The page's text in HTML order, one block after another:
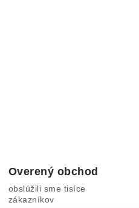
Overený obchod
obslúžili sme tisíce
zákazníkov